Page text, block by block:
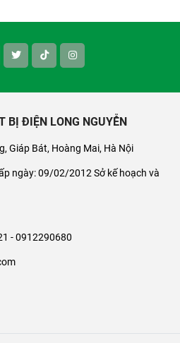
BỊ ĐIỆN LONG NGUYỄN
Giáp Bát, Hoàng Mai, Hà Nội
ngày: 09/02/2012 Sở kế hoạch và
- 0912290680